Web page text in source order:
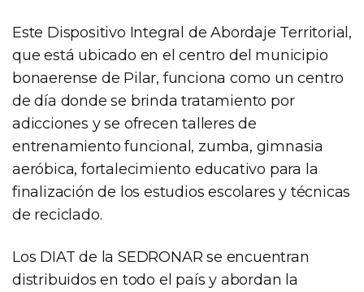
Este Dispositivo Integral de Abordaje Territorial,
que está ubicado en el centro del municipio
bonaerense de Pilar, funciona como un centro
de día donde se brinda tratamiento por
adicciones y se ofrecen talleres de
entrenamiento funcional, zumba, gimnasia
aeróbica, fortalecimiento educativo para la
finalización de los estudios escolares y técnicas
de reciclado.
Los DIAT de la SEDRONAR se encuentran
distribuidos en todo el país y abordan la